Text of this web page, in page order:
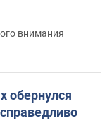
внимания
обернулся